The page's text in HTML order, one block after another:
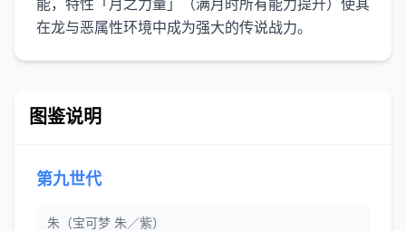
能，特性「月之力量」（满月时所有能力提升）使其
在龙与恶属性环境中成为强大的传说战力。
图鉴说明
第九世代
朱（宝可梦 朱／紫）